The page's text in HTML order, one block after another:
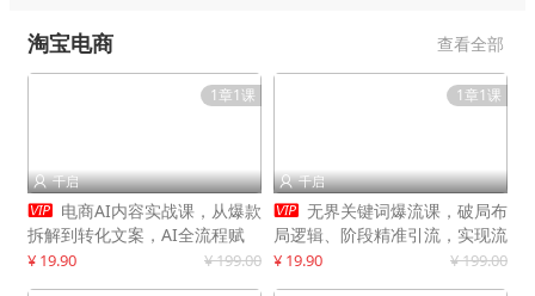
淘宝电商 查看全部
1章1课
 千启
 电商AI内容实战课，从爆款
拆解到转化文案，AI全流程赋
能，解放人力，单月节省内容成
¥ 19.90 ¥ 199.00
1章1课
 千启
 无界关键词爆流课，破局布
局逻辑、阶段精准引流，实现流
量翻倍，店铺业绩增长50%+
¥ 19.90 ¥ 199.00